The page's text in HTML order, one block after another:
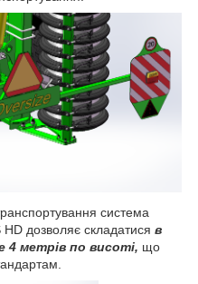
система
дозволяє складатися в
4 метрів по висоті, що